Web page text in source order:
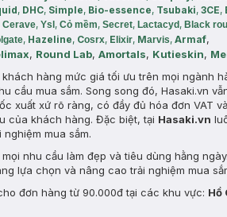
, DHC, Simple, Bio-essence, Tsubaki, 3CE,
Cerave, Ysl , Cỏ mềm, Secret, Lactacyd , Black
, Hazeline, Cosrx, E lixir, Marvis, Armaf,
, Round Lab, Amortals, Kutieskin,
hàng mức giá tối ưu trên mọi ngành
cầu mua sắm. Song song đó, Hasaki.vn
xuất xứ rõ ràng, có đầy đủ hóa đơn VAT
của khách hàng. Đặc biệt, tại Hasaki.vn
mua sắm.
nhu cầu làm đẹp và tiêu dùng hằng
lựa chọn và nâng cao trải nghiệm mua
đơn hàng từ 90.000đ tại các khu vực: Hồ